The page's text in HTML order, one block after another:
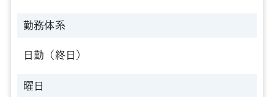
勤務体系
日勤（終日）
曜日